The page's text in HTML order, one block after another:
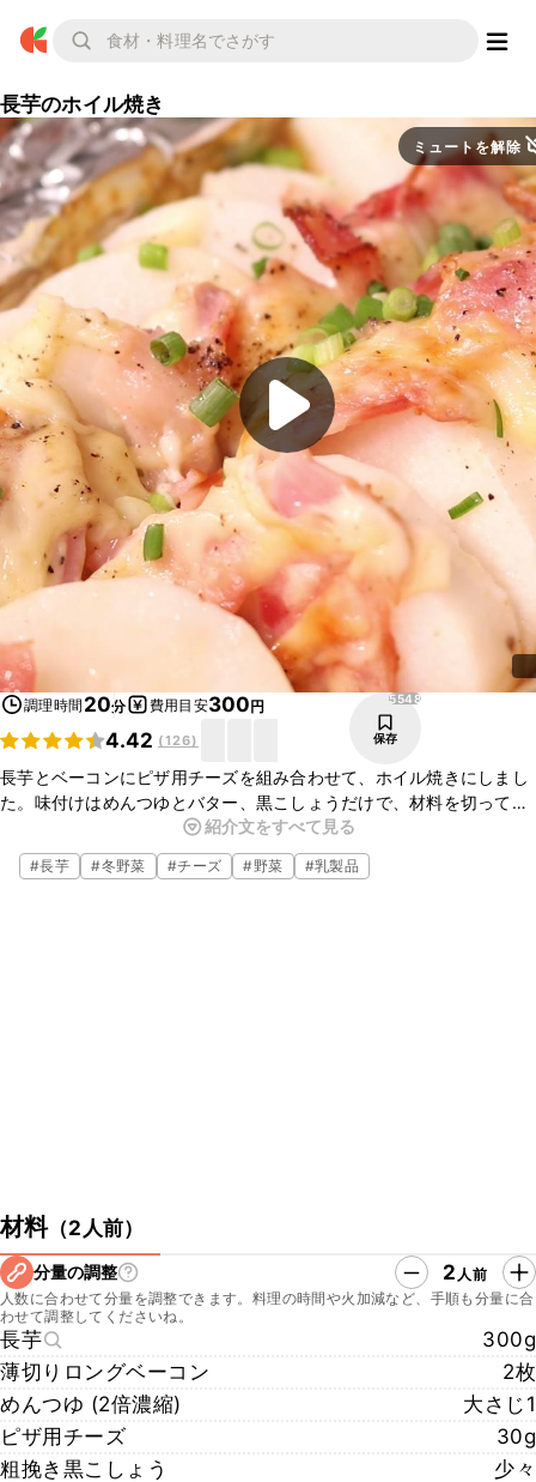
長芋のホイル焼き
ミュートを解除
調理時間 20分 費用目安300円
4.42 (126)
5548
保存
長芋とベーコンにピザ用チーズを組み合わせて、ホイル焼きにしまし
た。味付けはめんつゆとバター、黒こしょうだけで、材料を切って
トースターで焼くだけなのでとても簡単です。長芋のほくほくシャキ
シャキした食感をお楽しみください。
紹介文をすべて見る
#長芋 #冬野菜 #チーズ #野菜 #乳製品
材料（2人前）
分量の調整 2 人前
人数に合わせて分量を調整できます。料理の時間や火加減など、手順も分量に合
わせて調整してくださいね。
長芋
300g
薄切りロングベーコン
2枚
めんつゆ (2倍濃縮)
大さじ1
ピザ用チーズ
30g
粗挽き黒こしょう
少々